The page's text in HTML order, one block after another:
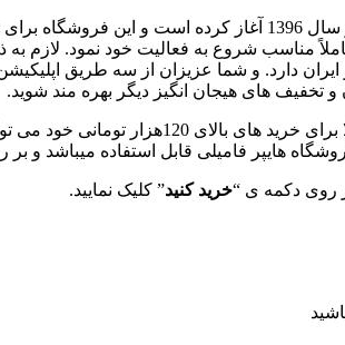
فروشگاه اینترنتی اکالا فعالیت خود را از
کاملاً مناسب شروع به فعالیت خود نمود.
در سرتاسر ایران دارد. و شما عزیزان از سه
تخفیف های هیجان انگیز دیگر بهره مند شوید.
و در اسرع وقت محصولات مورد نظر خود را درب منزل دریافت کنید.
هایپر فامیلی قابل استفاده میباشد و
روی دکمه ی “خرید کنید” کلیک نمایید.